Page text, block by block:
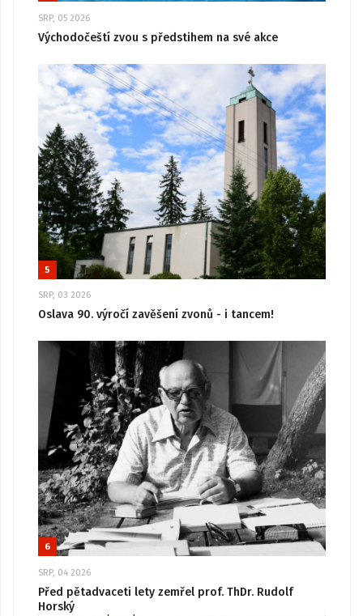
SRP, 05 2026
Východočeští zvou s předstihem na své akce
5
SRP, 03 2026
Oslava 90. výročí zavěšení zvonů - i tancem!
6
SRP, 04 2026
Před pětadvaceti lety zemřel prof. ThDr. Rudolf
Horský